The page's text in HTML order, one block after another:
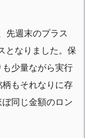
先週末のプラス
となりました。保
少量ながら実行
もそれなりに存
同じ金額のロン